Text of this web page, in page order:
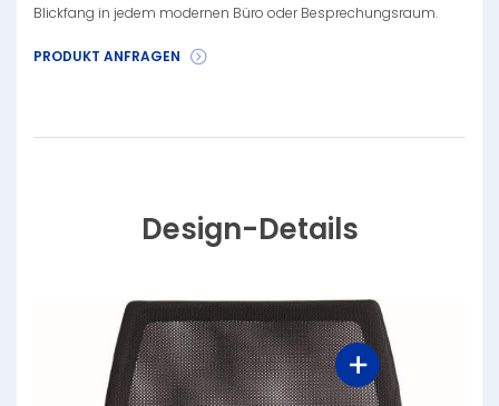
Blickfang in jedem modernen Büro oder Besprechungsraum.
PRODUKT ANFRAGEN
Design-Details